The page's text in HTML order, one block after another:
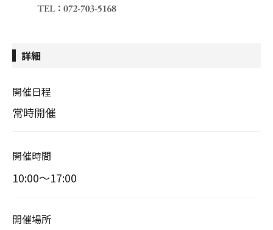
詳細
開催日程
常時開催
開催時間
10:00〜17:00
開催場所